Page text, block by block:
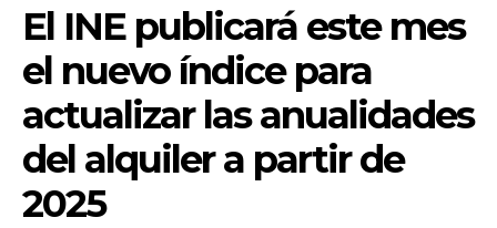
El INE publicará este mes
el nuevo índice para
actualizar las anualidades
del alquiler a partir de
2025